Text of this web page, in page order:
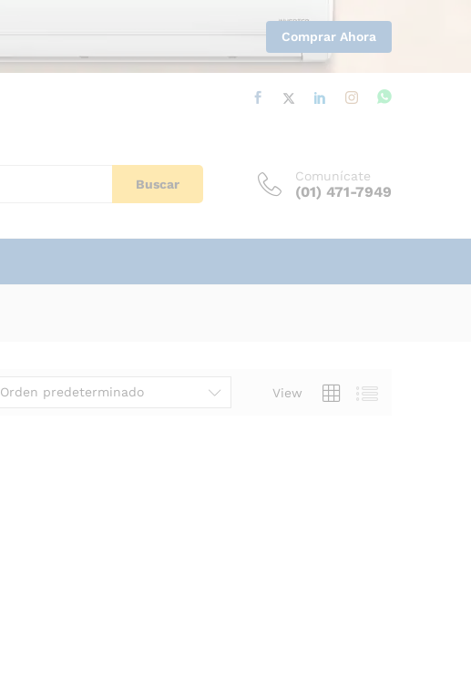
Comprar Ahora
Buscar
Comunícate
(01) 471-7949
View
Orden predeterminado